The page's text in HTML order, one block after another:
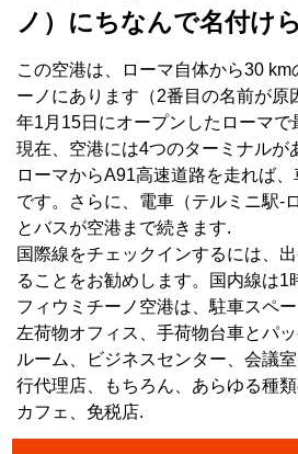
ノ）にちなんで名付け
この空港は、ローマ自体から30
ーノにあります（2番目の名前が原
年1月15日にオープンしたローマで
現在、空港には4つのターミナルが
ローマからA91高速道路を走れば
です。さらに、電車（テルミニ駅-
とバスが空港まで続きます.
国際線をチェックインするには、
ることをお勧めします。国内線は1
フィウミチーノ空港は、駐車スペ
左荷物オフィス、手荷物台車とパ
ルーム、ビジネスセンター、会議
行代理店、もちろん、あらゆる種
カフェ、免税店.